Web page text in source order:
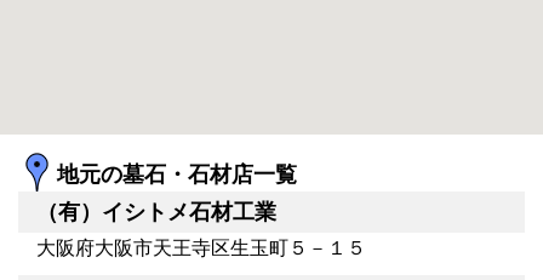
地元の墓石・石材店一覧
（有）イシトメ石材工業
大阪府大阪市天王寺区生玉町５－１５